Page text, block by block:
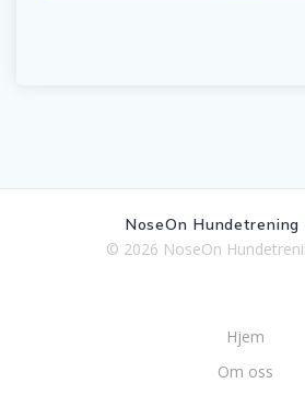
NoseOn Hundetrening
© 2026 NoseOn
Hjem
Om oss